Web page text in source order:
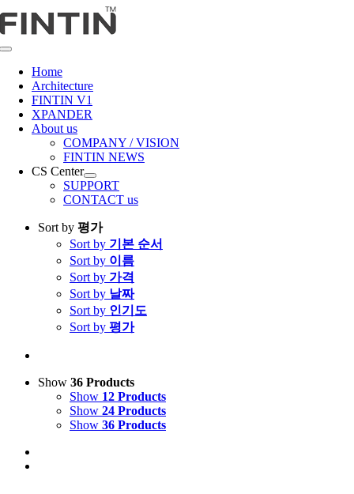
콘
텐
츠
Toggle
NavigationHome
Architecture
FINTIN V1
XPANDER
About us
COMPANY / VISION
FINTIN NEWS
CS Center
SUPPORT
CONTACT us
Sort by 평가
Sort by 기본 순서
Sort by 이름
Sort by 가격
Sort by 날짜
Sort by 인기도
Sort by 평가
Show 36 Products
Show 12 Products
Show 24 Products
Show 36 Products